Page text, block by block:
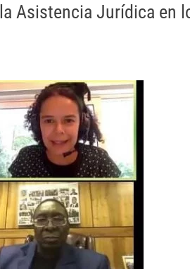
Asistencia Jurídica en